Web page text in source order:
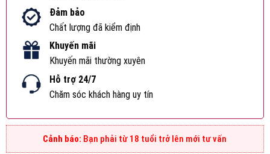
Đảm bảo
Chất lượng đã kiểm định
Khuyến mãi
Khuyến mãi thường xuyên
Hỗ trợ 24/7
Chăm sóc khách hàng uy tín
Bạn phải từ 18 tuổi trở lên mới tư vấn